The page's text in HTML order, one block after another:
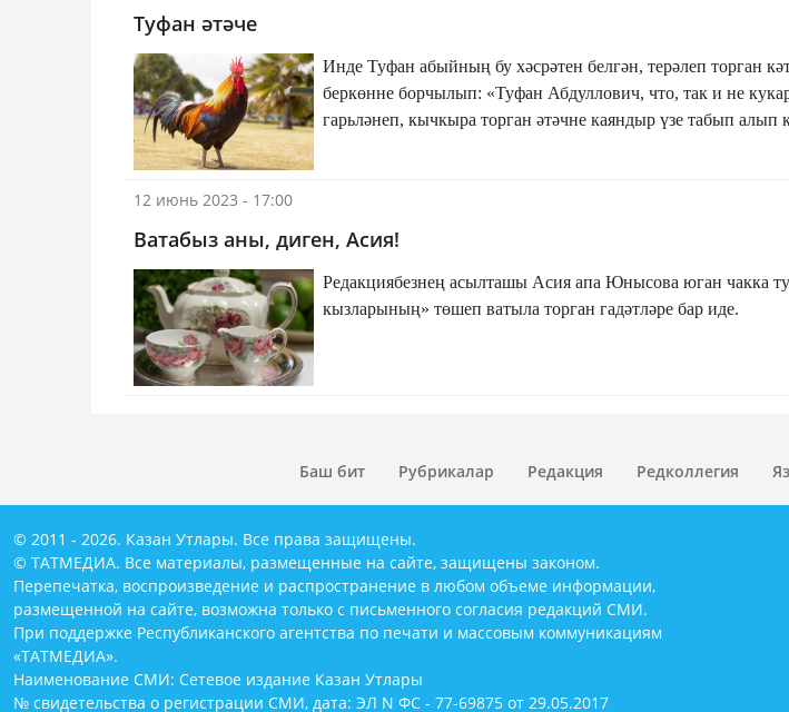
Туфан әтәче
Инде Туфан абыйның бу хәсрәтен белгән, терәлеп торган
беркөнне борчылып: «Туфан Абдуллович, что, так и не
гарьләнеп, кычкыра торган әтәчне каяндыр үзе табып алып
12 июнь 2023 - 17:00
Ватабыз аны, диген, Асия!
Редакциябезнең асылташы Асия апа Юнысова юган чакка
кызларының» төшеп ватыла торган гадәтләре бар иде.
Баш бит Рубрикалар Редакция Редколлегия
© 2011 - 2026. Казан Утлары. Все права защищены.
© ТАТМЕДИА. Все материалы, размещенные на сайте, защищены законом.
Перепечатка, воспроизведение и распространение в любом объеме информации,
размещенной на сайте, возможна только с письменного согласия редакций СМИ.
При поддержке Республиканского агентства по печати и массовым коммуникациям
«ТАТМЕДИА».
Наименование СМИ: Сетевое издание Казан Утлары
№ свидетельства о регистрации СМИ, дата: ЭЛ N ФС - 77-69875 от 29.05.2017